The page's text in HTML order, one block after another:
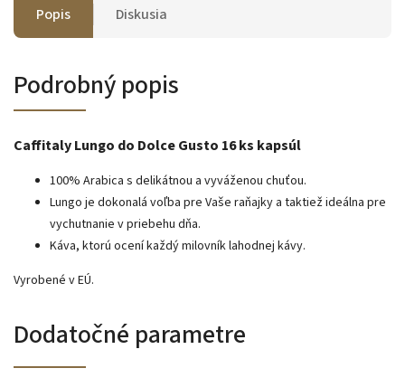
Popis Diskusia
Podrobný popis
Caffitaly Lungo do Dolce Gusto 16 ks kapsúl
100% Arabica s delikátnou a vyváženou chuťou.
Lungo je dokonalá voľba pre Vaše raňajky a taktiež ideálna pre
vychutnanie v priebehu dňa.
Káva, ktorú ocení každý milovník lahodnej kávy.
Vyrobené v EÚ.
Dodatočné parametre